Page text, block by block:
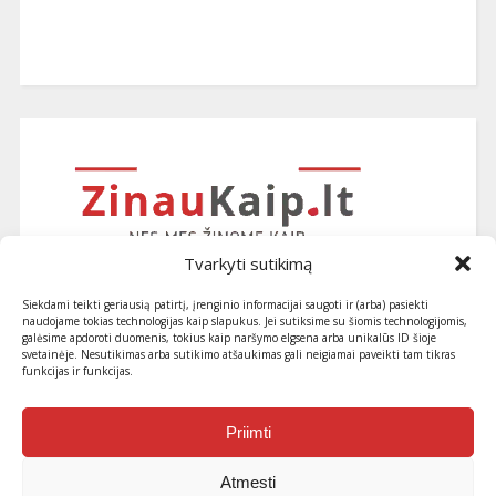
Tvarkyti sutikimą
Siekdami teikti geriausią patirtį, įrenginio informacijai saugoti ir (arba) pasiekti
naudojame tokias technologijas kaip slapukus. Jei sutiksime su šiomis technologijomis,
galėsime apdoroti duomenis, tokius kaip naršymo elgsena arba unikalūs ID šioje
svetainėje. Nesutikimas arba sutikimo atšaukimas gali neigiamai paveikti tam tikras
funkcijas ir funkcijas.
Priimti
Atmesti
Užsiprenumeruokite naujausius
straipsnius ir patarimus